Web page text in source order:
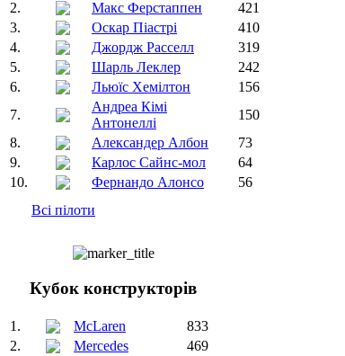
2.
Макс Ферстаппен
421
3.
Оскар Піастрі
410
4.
Джордж Расселл
319
5.
Шарль Леклер
242
6.
Льюїс Хемілтон
156
7.
Андреа Кімі
Антонеллі
150
8.
Александер Албон
73
9.
Карлос Сайнс-мол
64
10.
Фернандо Алонсо
56
Всі пілоти
Кубок конструкторів
1. McLaren
833
2.
Mercedes
469